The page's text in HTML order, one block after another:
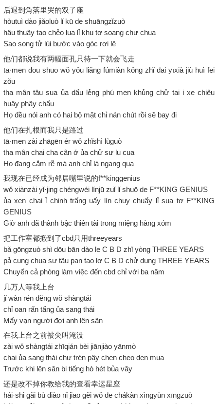
后退到角落里哭的双子座
hòutuì dào jiǎoluò lǐ kū de shuāngzǐzuò
hâu thuây tao chẻo lua lỉ khu tơ soang chư chua
Sao song tử lùi bước vào góc rơi lệ
他们都说我有两幅面孔只待一下就会飞走
tā·men dōu shuō wǒ yǒu liǎng fúmiàn kǒng zhǐ dāi yīxià jiù huì fēi
zǒu
tha mân tâu sua ủa dẩu lẻng phú men khủng chử tai i xe chiêu
huây phây chẩu
Họ đều nói anh có hai bộ mặt chỉ nán chút rồi sẽ bay đi
他们在扎根而我只是路过
tā·men zài zhāgēn ér wǒ zhǐshì lùguò
tha mân chai cha cân ớ ủa chử sư lu cua
Họ đang cắm rễ mà anh chỉ là ngang qua
我现在已经成为邻居嘴里说的f**kinggenius
wǒ xiànzài yǐ·jing chéngwéi línjū zuǐ lǐ shuō de F**KING GENIUS
ủa xen chai ỉ chinh trấng uấy lín chuy chuẩy lỉ sua tơ F**KING
GENIUS
Giờ anh đã thành bậc thiên tài trong miệng hàng xóm
把工作室都搬到了cbd只用threeyears
bǎ gōngzuò shì dōu bān dào le C B D zhǐ yòng THREE YEARS
pả cung chua sư tâu pan tao lơ C B D chử dung THREE YEARS
Chuyển cả phòng làm việc đến cbd chỉ với ba năm
几万人等我上台
jǐ wàn rén děng wǒ shàngtái
chỉ oan rấn tẩng ủa sang thái
Mấy vạn người đợi anh lên sân
在我上台之前被尖叫淹没
zài wǒ shàngtái zhīqián bèi jiānjiào yānmò
chai ủa sang thái chư trén pây chen cheo den mua
Trước khi lên sân bị tiếng hò hét bủa vây
还是改不掉你教给我的查看幸运星座
hái·shi gǎi bù diào nǐ jiāo gěi wǒ de chákàn xìngyùn xīngzuò